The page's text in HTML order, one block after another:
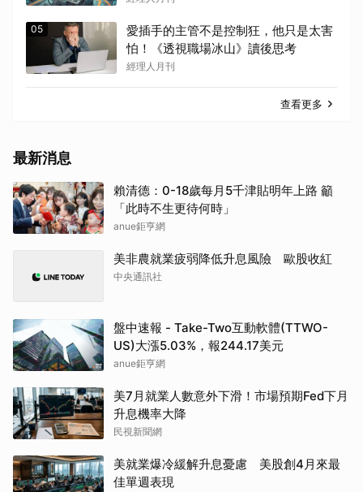
05
愛插手的主管不是控制狂，他只是太害
怕！《透視職場冰山》讀後思考
經理人月刊
查看更多
最新消息
賴清德：0-18歲每月5千津貼明年上路 籲
「此時不生更待何時」
anue鉅亨網
美非農就業疲弱降低升息風險 歐股收紅
中央通訊社
盤中速報 - Take-Two互動軟體(TTWO-
US)大漲5.03%，報244.17美元
anue鉅亨網
美7月就業人數意外下滑！市場預期Fed下月
升息機率大降
民視新聞網
美就業爆冷緩解升息憂慮 美股創4月來最
佳單週表現